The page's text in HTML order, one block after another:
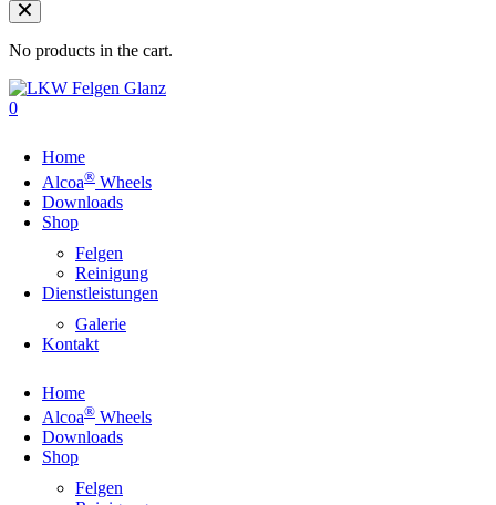
No products in the cart.
0
Home
Alcoa® Wheels
Downloads
Shop
Felgen
Reinigung
Dienstleistungen
Galerie
Kontakt
Home
Alcoa® Wheels
Downloads
Shop
Felgen